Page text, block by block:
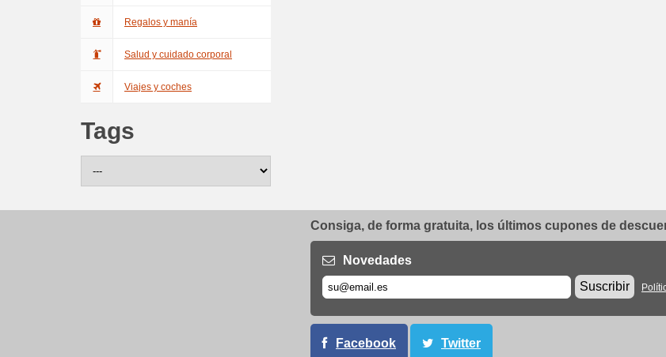
Regalos y manía
Salud y cuidado corporal
Viajes y coches
Tags
Consiga, de forma gratuita, los últimos cupones de
Novedades
Suscribir
Facebook Twitter